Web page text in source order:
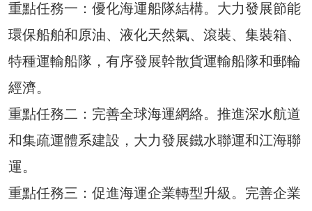
重點任務一：優化海運船隊結構。大力發展節能
環保船舶和原油、液化天然氣、滾裝、集裝箱、
特種運輸船隊，有序發展幹散貨運輸船隊和郵輪
經濟。
重點任務二：完善全球海運網絡。推進深水航道
和集疏運體系建設，大力發展鐵水聯運和江海聯
運。
重點任務三：促進海運企業轉型升級。完善企業